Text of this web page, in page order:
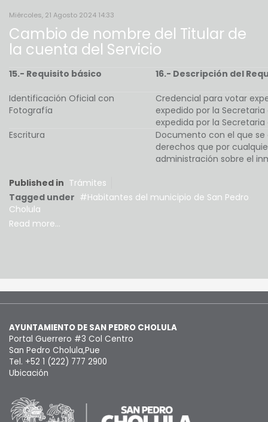
Miércoles, 21 Agosto 2024 14:33
Cambio de nombre del Titular de
la cuenta del Servicio
15.- Requisito básico 16.- Descripción del
Identificación Oficial con
Fotografía
Credencial para votar
expedido por la Secretaria
expedida por la
Escritura
Documento con el que
derechos que por
administración sobre el
Published in Trámites
Tagged under
Habitantes del municipio de San Pedro
Cholula
Read more...
AYUNTAMIENTO DE SAN PEDRO CHOLULA
Portal Guerrero #3 Col Centro
San Pedro Cholula,Pue
Tel. +52 1 (222) 777 2900
Ubicación